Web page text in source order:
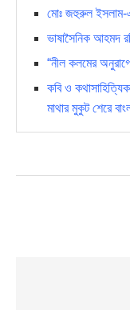
মোঃ জহুরুল ইসলাম-
ভাষাসৈনিক আহমদ
“নীল কলমের
কবি ও
মাথার মুকুট শেরে